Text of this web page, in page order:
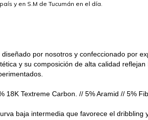
y en S.M de Tucumán en el día.
diseñado por nosotros y confeccionado por
y su composición de alta calidad
18K Textreme Carbon. // 5% Aramid // 5%
baja intermedia que favorece el dribbling